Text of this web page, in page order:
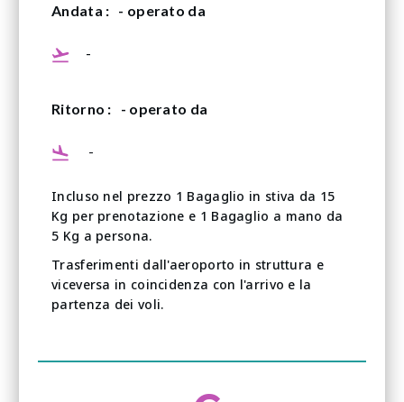
Andata : - operato da
-
Ritorno : - operato da
-
Incluso nel prezzo 1 Bagaglio in stiva da 15
Kg per prenotazione e 1 Bagaglio a mano da
5 Kg a persona.
Trasferimenti dall'aeroporto in struttura e
viceversa in coincidenza con l'arrivo e la
partenza dei voli.